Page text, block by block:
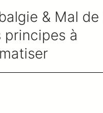
& Mal de
principes à